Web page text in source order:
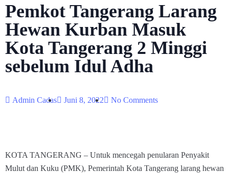
Pemkot Tangerang Larang
Hewan Kurban Masuk
Kota Tangerang 2 Minggi
sebelum Idul Adha
Admin Cadas Juni 8, 2022 No Comments
KOTA TANGERANG – Untuk mencegah penularan Penyakit
Mulut dan Kuku (PMK), Pemerintah Kota Tangerang larang hewan